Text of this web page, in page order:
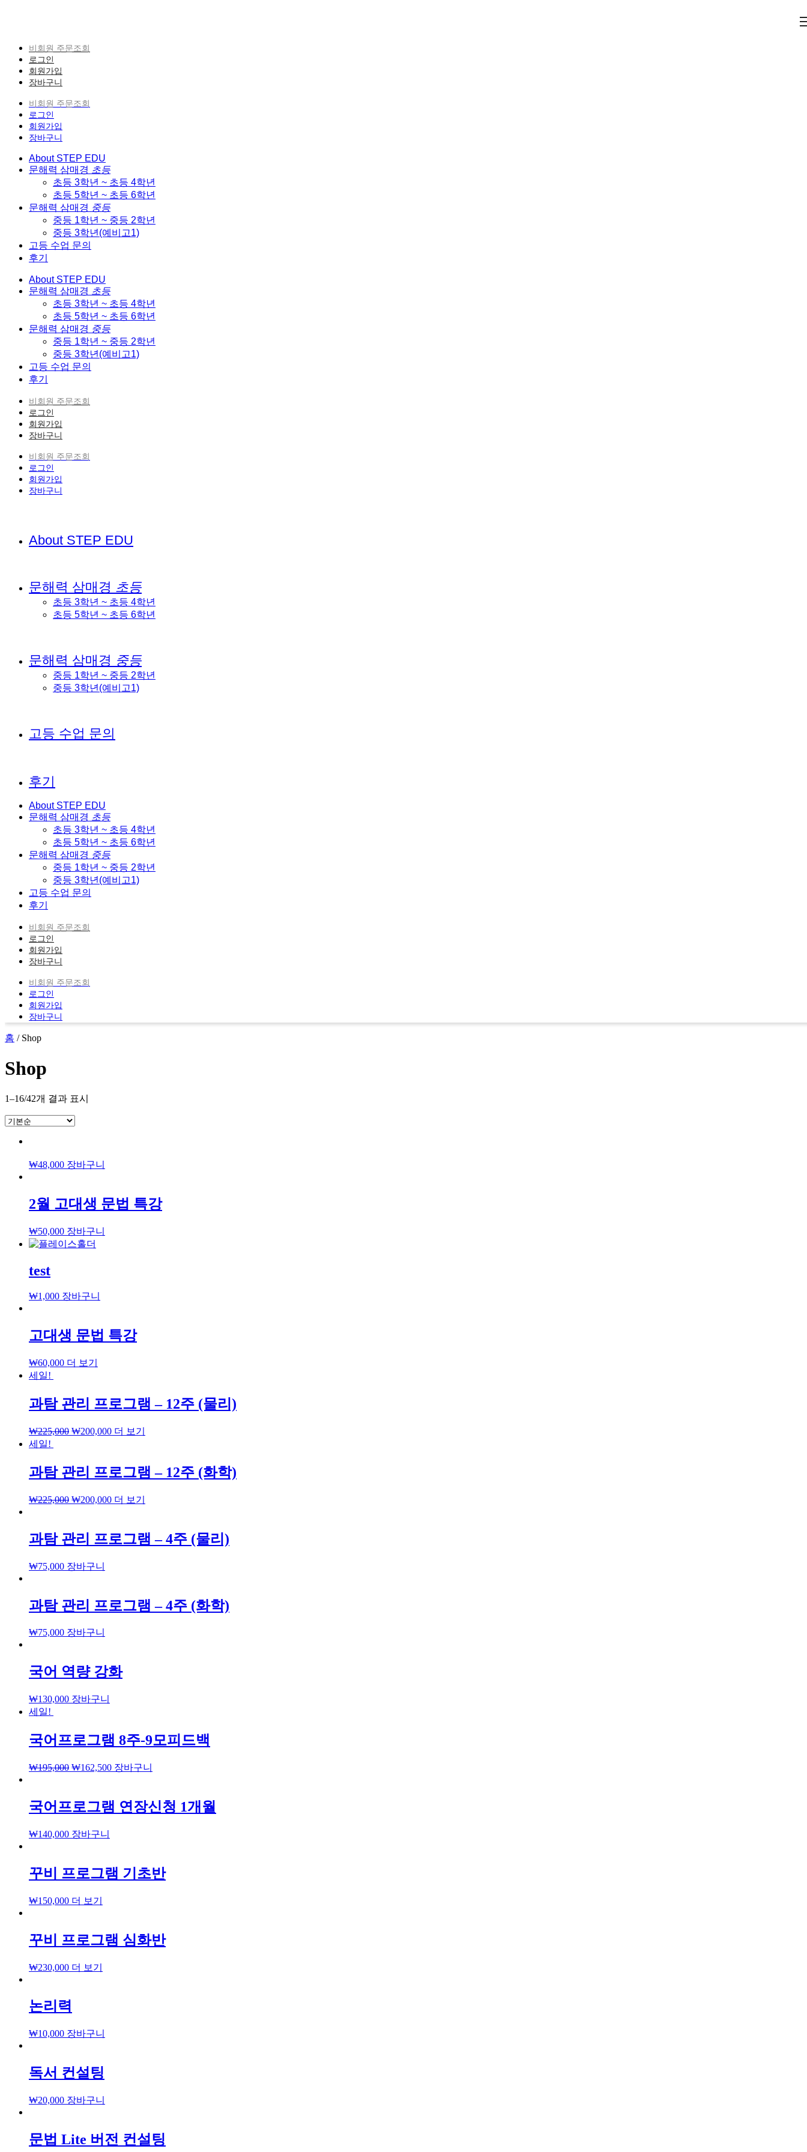
비회원 주문조회
로그인
회원가입
장바구니
비회원 주문조회
로그인
회원가입
장바구니
About STEP EDU
문해력 삼매경 초등
초등 3학년 ~ 초등 4학년
초등 5학년 ~ 초등 6학년
문해력 삼매경 중등
중등 1학년 ~ 중등 2학년
중등 3학년(예비고1)
고등 수업 문의
후기
About STEP EDU
문해력 삼매경 초등
초등 3학년 ~ 초등 4학년
초등 5학년 ~ 초등 6학년
문해력 삼매경 중등
중등 1학년 ~ 중등 2학년
중등 3학년(예비고1)
고등 수업 문의
후기
비회원 주문조회
로그인
회원가입
장바구니
비회원 주문조회
로그인
회원가입
장바구니
About STEP EDU
문해력 삼매경 초등
초등 3학년 ~ 초등 4학년
초등 5학년 ~ 초등 6학년
문해력 삼매경 중등
중등 1학년 ~ 중등 2학년
중등 3학년(예비고1)
고등 수업 문의
후기
About STEP EDU
문해력 삼매경 초등
초등 3학년 ~ 초등 4학년
초등 5학년 ~ 초등 6학년
문해력 삼매경 중등
중등 1학년 ~ 중등 2학년
중등 3학년(예비고1)
고등 수업 문의
후기
비회원 주문조회
로그인
회원가입
장바구니
비회원 주문조회
로그인
회원가입
장바구니
홈 / Shop
Shop
1–16/42개 결과 표시
₩48,000 장바구니
2월 고대생 문법 특강
₩50,000 장바구니
test
₩1,000 장바구니
고대생 문법 특강
₩60,000 더 보기
세일!
과탐 관리 프로그램 – 12주 (물리)
₩225,000 ₩200,000 더 보기
세일!
과탐 관리 프로그램 – 12주 (화학)
₩225,000 ₩200,000 더 보기
과탐 관리 프로그램 – 4주 (물리)
₩75,000 장바구니
과탐 관리 프로그램 – 4주 (화학)
₩75,000 장바구니
국어 역량 강화
₩130,000 장바구니
세일!
국어프로그램 8주-9모피드백
₩195,000 ₩162,500 장바구니
국어프로그램 연장신청 1개월
₩140,000 장바구니
꾸비 프로그램 기초반
₩150,000 더 보기
꾸비 프로그램 심화반
₩230,000 더 보기
논리력
₩10,000 장바구니
독서 컨설팅
₩20,000 장바구니
문법 Lite 버전 컨설팅